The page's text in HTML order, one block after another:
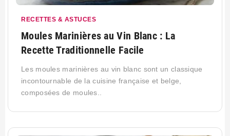
RECETTES & ASTUCES
Moules Marinières au Vin Blanc : La
Recette Traditionnelle Facile
Les moules marinières au vin blanc sont un classique
incontournable de la cuisine française et belge,
composées de moules..